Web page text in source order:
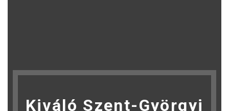
Kiváló Szent-Györgyi